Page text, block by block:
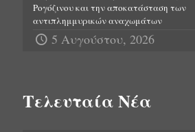
Ρογόζινου και την αποκατάσταση των
αντιπλημμυρικών αναχωμάτων
5 Αυγούστου, 2026
Τελευταία Νέα